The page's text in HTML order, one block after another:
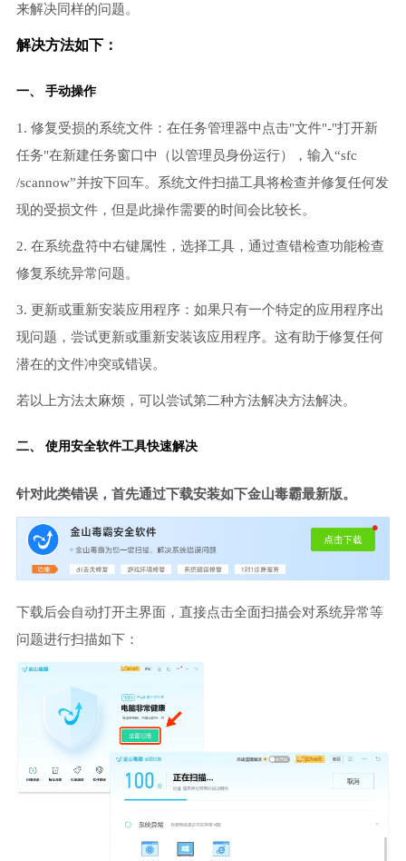
来解决同样的问题。
解决方法如下：
一、 手动操作
1. 修复受损的系统文件：在任务管理器中点击"文件"-"打开新
任务"在新建任务窗口中（以管理员身份运行），输入“sfc
/scannow”并按下回车。系统文件扫描工具将检查并修复任何发
现的受损文件，但是此操作需要的时间会比较长。
2. 在系统盘符中右键属性，选择工具，通过查错检查功能检查
修复系统异常问题。
3. 更新或重新安装应用程序：如果只有一个特定的应用程序出
现问题，尝试更新或重新安装该应用程序。这有助于修复任何
潜在的文件冲突或错误。
若以上方法太麻烦，可以尝试第二种方法解决方法解决。
二、 使用安全软件工具快速解决
针对此类错误，首先通过下载安装如下金山毒霸最新版。
下载后会自动打开主界面，直接点击全面扫描会对系统异常等
问题进行扫描如下：